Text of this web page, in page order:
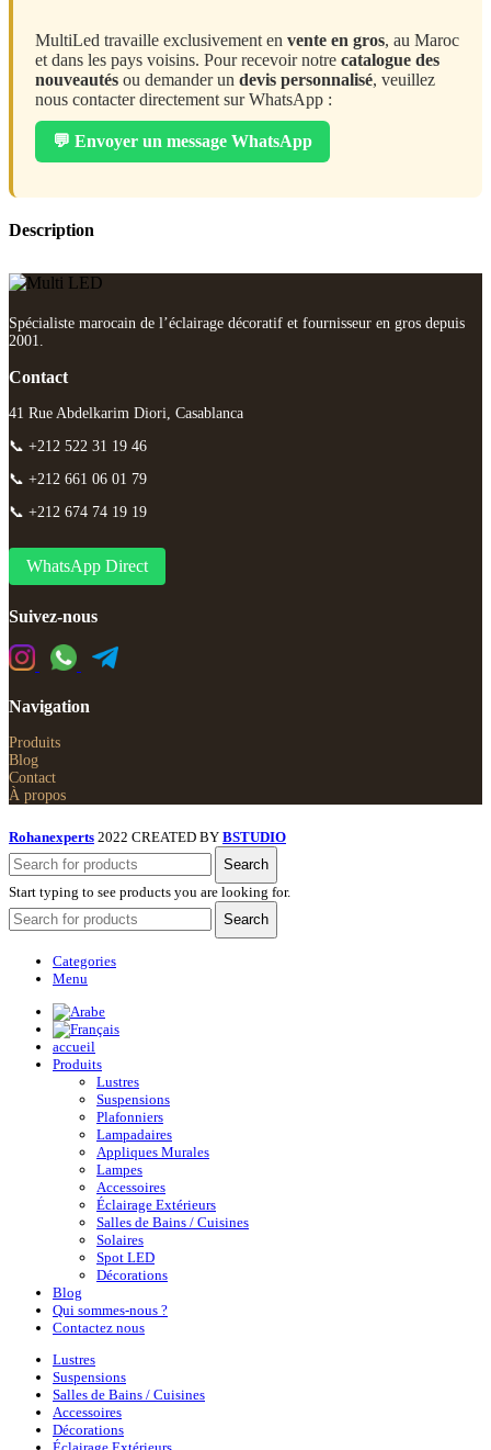
MultiLed travaille exclusivement en vente en gros, au Maroc
et dans les pays voisins. Pour recevoir notre catalogue des
nouveautés ou demander un devis personnalisé, veuillez
nous contacter directement sur WhatsApp :
💬 Envoyer un message WhatsApp
Description
Spécialiste marocain de l’éclairage décoratif et fournisseur en gros depuis
2001.
Contact
41 Rue Abdelkarim Diori, Casablanca
📞 +212 522 31 19 46
📞 +212 661 06 01 79
📞 +212 674 74 19 19
WhatsApp Direct
Suivez-nous
Navigation
Produits
Blog
Contact
À propos
Rohanexperts 2022 CREATED BY BSTUDIO
Search
Start typing to see products you are looking for.
Search
Categories
Menu
accueil
Produits
Lustres
Suspensions
Plafonniers
Lampadaires
Appliques Murales
Lampes
Accessoires
Éclairage Extérieurs
Salles de Bains / Cuisines
Solaires
Spot LED
Décorations
Blog
Qui sommes-nous ?
Contactez nous
Lustres
Suspensions
Salles de Bains / Cuisines
Accessoires
Décorations